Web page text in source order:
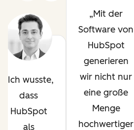
Ich wusste,
dass
HubSpot
als
Mit der
Software von
HubSpot
generieren
wir nicht nur
eine große
Menge
hochwertiger